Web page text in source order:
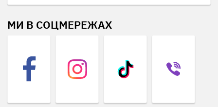
МИ В СОЦМЕРЕЖАХ